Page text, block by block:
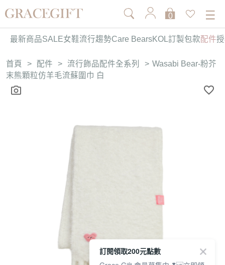
0
最新商品SALE女鞋流行趨勢Care BearsKOL訂製包款配件
首頁 > 配件 > 流行飾品配件全系列 > Wasabi Bear-粉芥
末熊顆粒仿羊毛流蘇圍巾 白
訂閱領取200元點數